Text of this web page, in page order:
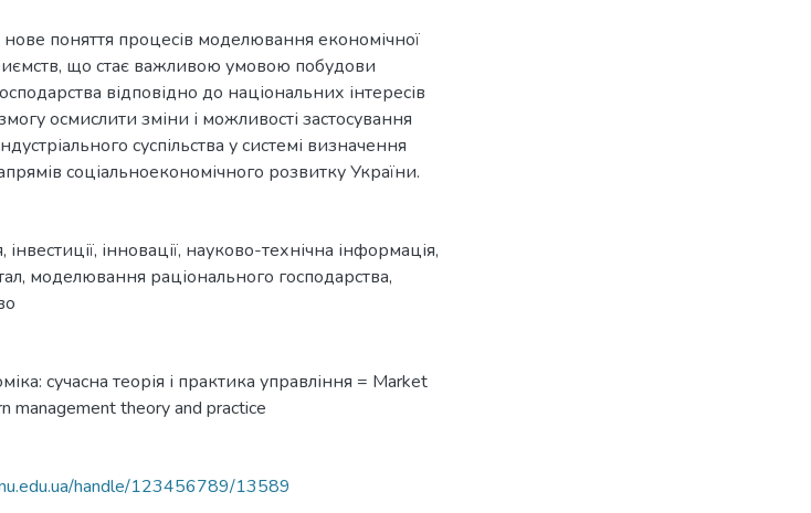
поняття процесів моделювання економічної
що стає важливою умовою побудови
відповідно до національних інтересів
осмислити зміни і можливості застосування
суспільства у системі визначення
соціальноекономічного розвитку України.
, інвестиції, інновації, науково-технічна інформація,
, моделювання раціонального господарства,
сучасна теорія і практика управління = Market
management theory and practice
handle/123456789/13589